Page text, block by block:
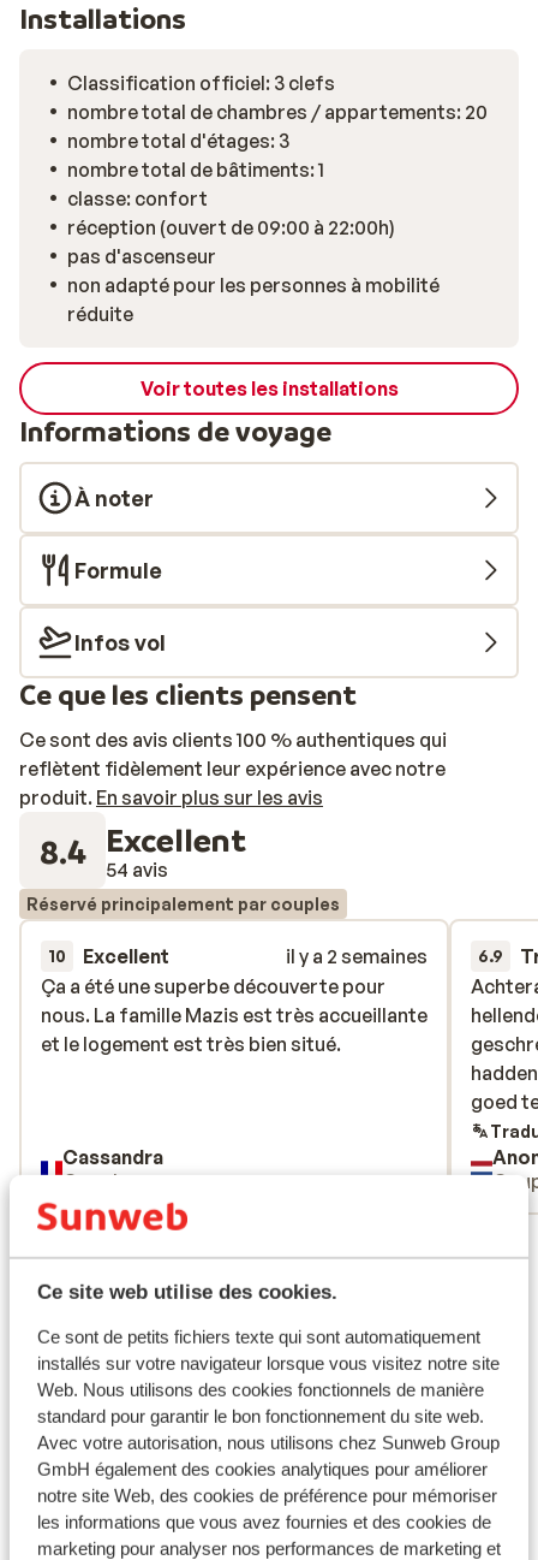
Ce site web utilise des cookies.
Ce sont de petits fichiers texte qui sont automatiquement
installés sur votre navigateur lorsque vous visitez notre site
Web. Nous utilisons des cookies fonctionnels de manière
standard pour garantir le bon fonctionnement du site web.
Avec votre autorisation, nous utilisons chez Sunweb Group
GmbH également des cookies analytiques pour améliorer
notre site Web, des cookies de préférence pour mémoriser
les informations que vous avez fournies et des cookies de
marketing pour analyser nos performances de marketing et
Installations
Classification officiel: 3 clefs
nombre total de chambres / appartements: 20
nombre total d'étages: 3
nombre total de bâtiments: 1
classe: confort
réception (ouvert de 09:00 à 22:00h)
pas d'ascenseur
non adapté pour les personnes à mobilité
réduite
Voir toutes les installations
Informations de voyage
À noter
Formule
Infos vol
Ce que les clients pensent
Ce sont des avis clients 100 % authentiques qui
reflètent fidèlement leur expérience avec notre
produit. En savoir plus sur les avis
8.4 Excellent
54 avis
Réservé principalement par couples
10 Excellent
il y a 2 semaines
Ça a été une superbe découverte pour
nous. La famille Mazis est très accueillante
et le logement est très bien situé.
Ça a été une superbe découverte pour
nous. La famille Mazis est très accueillante
et le logement est très bien situé.
Cassandra
Couples
6.9
goed
goed
Emplacement
Afficher sur la carte